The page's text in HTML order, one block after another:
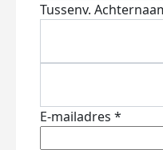
Tussenv.
E-mailadres *